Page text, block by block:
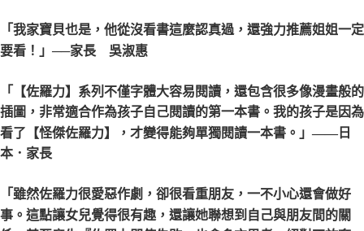
「我家寶貝也是，他從沒看書這麼認真過，還強力推薦姐姐一定
要看！」 ──家長 吳淑惠
「【佐羅力】系列不僅字體大容易閱讀，還包含很多像漫畫般的
插圖，非常適合作為孩子自己閱讀的第一本書。我的孩子是因為
看了【怪傑佐羅力】，才變得能夠單獨閱讀一本書。」 ——日
本．家長
「雖然佐羅力很愛惡作劇，卻很看重朋友，一不小心還會做好
事。這點讓女兒覺得很有趣，還讓她聯想到自己與朋友間的關